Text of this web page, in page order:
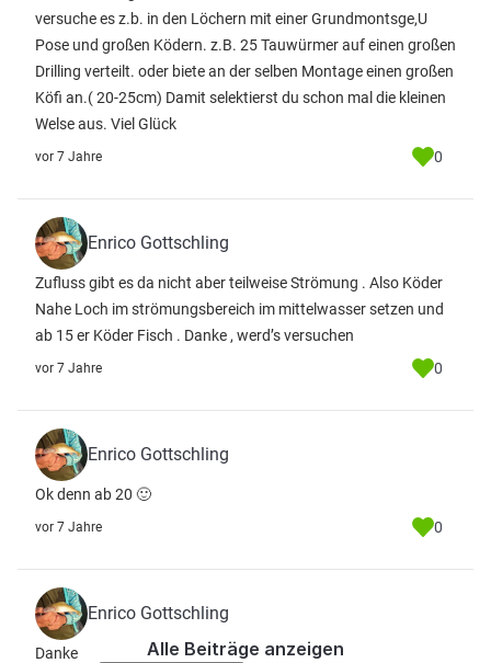
versuche es z.b. in den Löchern mit einer Grundmontsge,U
Pose und großen Ködern. z.B. 25 Tauwürmer auf einen großen
Drilling verteilt. oder biete an der selben Montage einen großen
Köfi an.( 20-25cm) Damit selektierst du schon mal die kleinen
Welse aus. Viel Glück
vor 7 Jahre 0
Enrico Gottschling
Zufluss gibt es da nicht aber teilweise Strömung . Also Köder
Nahe Loch im strömungsbereich im mittelwasser setzen und
ab 15 er Köder Fisch . Danke , werd’s versuchen
vor 7 Jahre 0
Enrico Gottschling
Ok denn ab 20 🙂
vor 7 Jahre 0
Enrico Gottschling
Danke Alle Beiträge anzeigen